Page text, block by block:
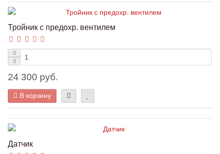
Тройник с предохр. вентилем
24 300 руб.
В корзину
Датчик